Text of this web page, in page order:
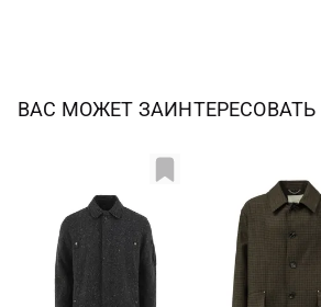
ВАС МОЖЕТ ЗАИНТЕРЕСОВАТЬ